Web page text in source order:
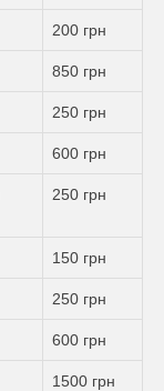
200 грн
850 грн
250 грн
600 грн
250 грн
150 грн
250 грн
600 грн
1500 грн